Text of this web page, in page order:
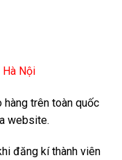
Nội
hàng trên toàn quốc
website.
đăng kí thành viên